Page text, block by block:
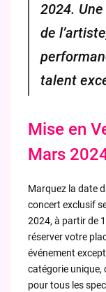
2024.
de
talent
Mise en
Mars
Marquez la date
concert exclusif
2024, à partir de
réserver votre
événement
catégorie unique,
pour tous les